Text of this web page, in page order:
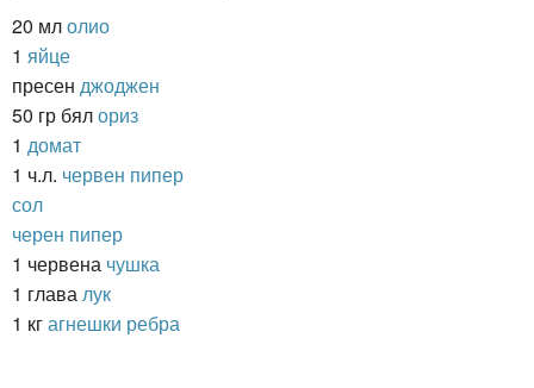
20 млолио
1 яйце
пресен джоджен
50 гр бялориз
1 домат
1 ч.л. червен пипер
сол
черен пипер
1 червена чушка
1 глава лук
1 кгагнешки ребра